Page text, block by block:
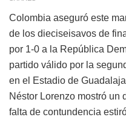
Colombia aseguró este
de los dieciseisavos de
por 1-0 a la República
partido válido por la
en el Estadio de
Néstor Lorenzo mostró un
falta de contundencia